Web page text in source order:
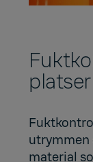
platser
utrymmen
material